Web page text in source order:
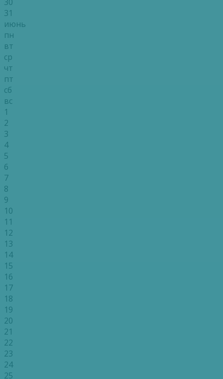
31
июнь
пн
вт
ср
чт
пт
сб
вс
1
2
3
4
5
6
7
8
9
10
11
12
13
14
15
16
17
18
19
20
21
22
23
24
25